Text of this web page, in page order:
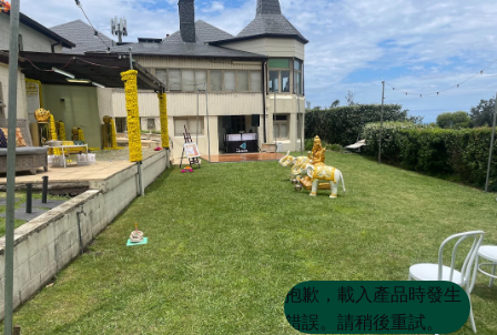
Product
List
Product
List
抱歉，載入產品時發生
錯誤。請稍後重試。